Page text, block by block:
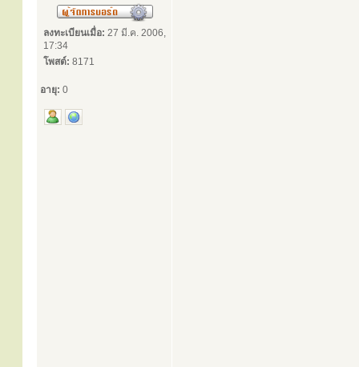
ลงทะเบียนเมื่อ: 27 มี.ค. 2006,
17:34
โพสต์: 8171
อายุ: 0